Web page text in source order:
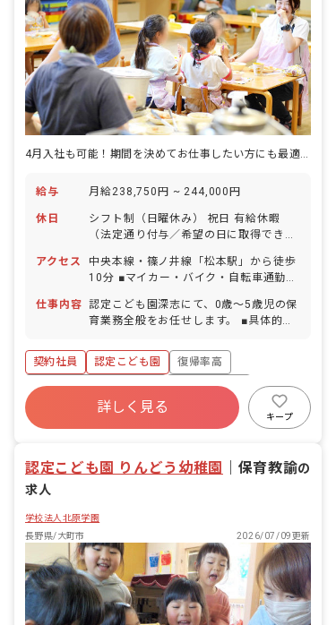
給与 月給238,750円 ~ 244,000円
休日
シフト制（日曜休み） 祝日 有給休暇
（法定通り付与／希望の日に取得できま
もに100％） リフレッシュ休暇（有給休
暇とは別に年3日） ※年間休日105日
（有休は別途付与）
アクセス
中央本線・篠ノ井線「松本駅」から徒歩
10分 ■マイカー・バイク・自転車通勤
には飲食店やコンビニが多数あり、ショ
ッピングモールもあるので買い物をする
仕事内容 認定こども園深志にて、0歳～5歳児の保
育業務全般をお任せします。 ■具体的な
絡帳記入以外の書類業務はなし） ・保護
者対応（子どもの受け入れや送り出し）
契約社員 認定こども園
復帰率高
寮・住宅・家賃補助あり
社会保険完備
残業少なめ
産休育休制度
詳しく見る
キープ
認定こども園 りんどう幼稚園 保育教諭の
求人
学校法人北原学園
長野県/大町市
2026/07/09更新